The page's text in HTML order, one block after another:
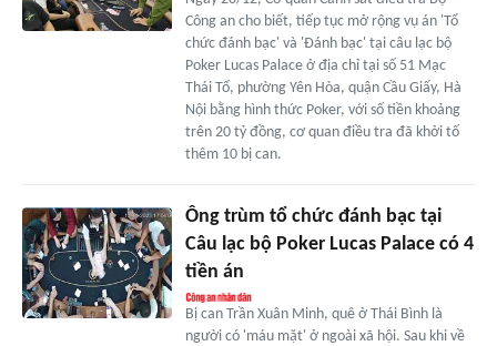
Công an cho biết, tiếp tục mở rộng vụ án 'Tổ
chức đánh bạc' và 'Đánh bạc' tại câu lạc bộ
Poker Lucas Palace ở địa chỉ tại số 51 Mạc
Thái Tổ, phường Yên Hòa, quận Cầu Giấy, Hà
Nội bằng hình thức Poker, với số tiền khoảng
trên 20 tỷ đồng, cơ quan điều tra đã khởi tố
thêm 10 bị can.
Ông trùm tổ chức đánh bạc tại
Câu lạc bộ Poker Lucas Palace có 4
tiền án
Bị can Trần Xuân Minh, quê ở Thái Bình là
người có 'máu mặt' ở ngoài xã hội. Sau khi về